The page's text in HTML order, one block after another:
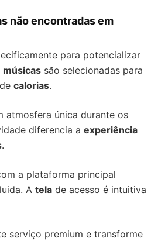
não encontradas em
para potencializar
músicas são selecionadas para
calorias.
atmosfera única durante os
diferencia a experiência
.
a plataforma principal
A tela de acesso é intuitiva
serviço premium e transforme